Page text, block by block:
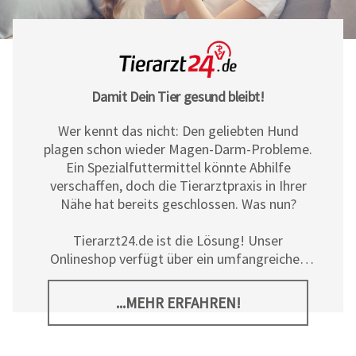
Damit Dein Tier gesund bleibt!
Wer kennt das nicht: Den geliebten Hund
plagen schon wieder Magen-Darm-Probleme.
Ein Spezialfuttermittel könnte Abhilfe
verschaffen, doch die Tierarztpraxis in Ihrer
Nähe hat bereits geschlossen. Was nun?
Tierarzt24.de ist die Lösung! Unser
Onlineshop verfügt über ein umfangreiches
Sortiment an Diät- und
Ergänzungsfuttermitteln, Pflegeprodukten
sowie allerlei tierischem Zubehör für Hunde,
Katzen und Pferde. Neben den hochwertigen
...MEHR ERFAHREN!